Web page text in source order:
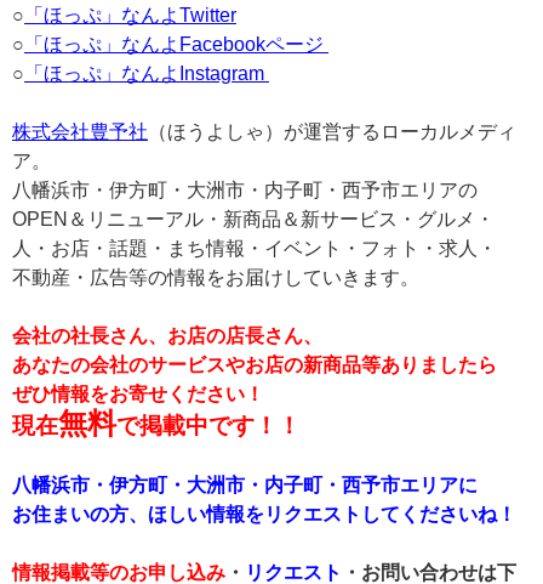
○ 「ほっぷ」なんよTwitter
○ 「ほっぷ」なんよFacebookページ
○ 「ほっぷ」なんよInstagram
株式会社豊予社 （ほうよしゃ）が運営するローカルメディ
ア。
八幡浜市・伊方町・大洲市・内子町・西予市エリアの
OPEN＆リニューアル・新商品＆新サービス・グルメ・
人・お店・話題・まち情報・イベント・フォト・求人・
不動産・広告等の情報をお届けしていきます。
会社の社長さん、お店の店長さん、
あなたの会社のサービスやお店の新商品等ありましたら
ぜひ情報をお寄せください！
現在無料で掲載中です！！
八幡浜市・伊方町・大洲市・内子町・西予市エリアに
お住まいの方、ほしい情報をリクエストしてくださいね！
情報掲載等のお申し込み ・ リクエスト
・お問い合わせは下